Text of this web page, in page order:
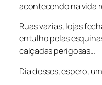
acontecendo na vida
Ruas vazias, lojas
entulho pelas
calçadas perigosas…
Dia desses, espero,